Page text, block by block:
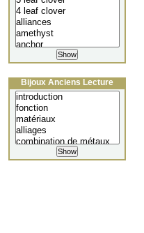
Bijoux Anciens Lecture